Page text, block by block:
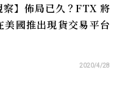
察】佈局已久？FTX 將
美國推出現貨交易平台
2020/4/28